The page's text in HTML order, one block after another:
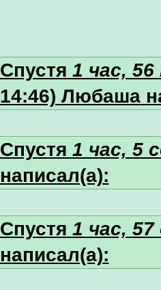
Спустя 1 час,
14:46) Любаша
Спустя 1 час, 5
написал(а):
Спустя 1 час, 57
написал(а):